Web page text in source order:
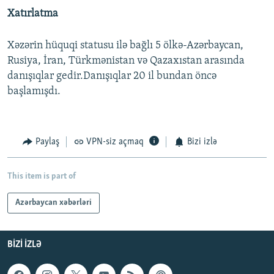
Xatırlatma
Xəzərin hüquqi statusu ilə bağlı 5 ölkə-Azərbaycan,
Rusiya, İran, Türkmənistan və Qazaxıstan arasında
danışıqlar gedir.Danışıqlar 20 il bundan öncə
başlamışdı.
Paylaş VPN-siz açmaq Bizi izlə
This item is part of
Azərbaycan xəbərləri
BIZI IZLƏ